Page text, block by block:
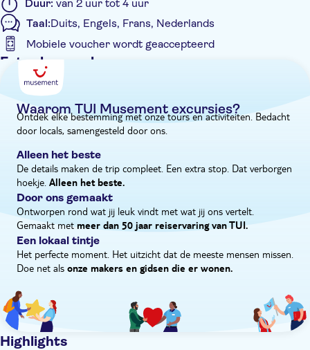
het Cultuurhuis van Sodade. Aan het einde is er vrije tijd om in
je eigen tempo verder rond te kijken - bezoek de mooie kerk
van St.-Isabel of ga naar een van de geweldige stranden van Sal
Rei en drink een kop koffie met uitzicht op zee.
Duur: van 2 uur tot 4 uur
Taal:Duits, Engels, Frans, Nederlands
Mobiele voucher wordt geaccepteerd
Extra kenmerken
Entree inbegrepen
Tour met gids
Instant confirmation
Hotel pick-up
Waarom TUI Musement excursies?
Ontdek elke bestemming met onze tours en activiteiten. Bedacht
door locals, samengesteld door ons.
Alleen het beste
De details maken de trip compleet. Een extra stop. Dat verborgen
hoekje. Alleen het beste.
Door ons gemaakt
Ontworpen rond wat jij leuk vindt met wat jij ons vertelt.
Gemaakt met meer dan 50 jaar reiservaring van TUI.
Een lokaal tintje
Het perfecte moment. Het uitzicht dat de meeste mensen missen.
Doe net als onze makers en gidsen die er wonen.
Highlights